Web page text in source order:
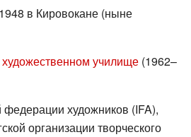
в Кировокане (ныне
училище (1962–
художников (IFA),
организации творческого